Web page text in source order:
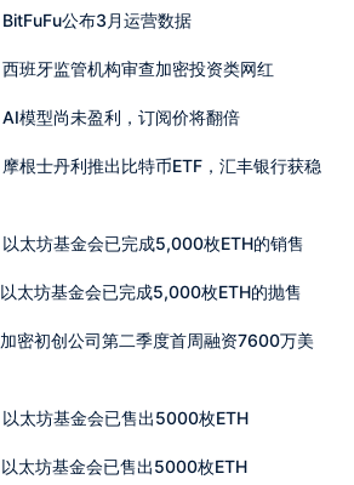
BitFuFu公布3月运营数据
西班牙监管机构审查加密投资类网红
AI模型尚未盈利，订阅价将翻倍
摩根士丹利推出比特币ETF，汇丰银行获稳
以太坊基金会已完成5,000枚ETH的销售
以太坊基金会已完成5,000枚ETH的抛售
加密初创公司第二季度首周融资7600万美
以太坊基金会已售出5000枚ETH
以太坊基金会已售出5000枚ETH